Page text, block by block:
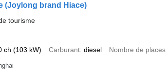
(Joylong brand Hiace)
tourisme
ch (103 kW) Carburant diesel Nombre de places